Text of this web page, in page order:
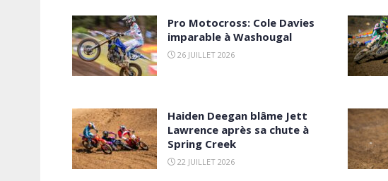
Pro Motocross: Cole Davies
imparable à Washougal
26 JUILLET 2026
Haiden Deegan blâme Jett
Lawrence après sa chute à
Spring Creek
22 JUILLET 2026